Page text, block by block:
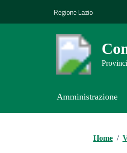
Regione Lazio
Amministrazione
Home /